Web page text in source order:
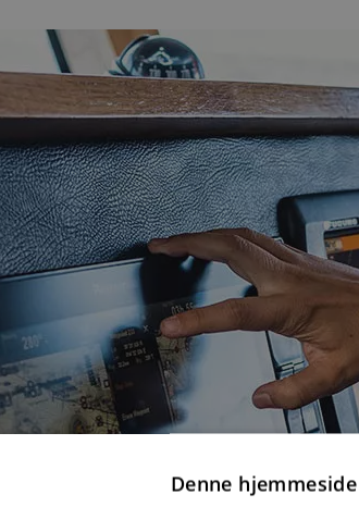
Denne